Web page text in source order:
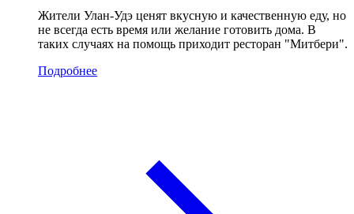
Жители Улан-Удэ ценят вкусную и качественную еду, но
не всегда есть время или желание готовить дома. В
таких случаях на помощь приходит ресторан "Митбери".
Подробнее